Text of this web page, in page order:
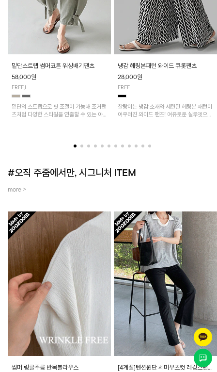
밑단스트랩 썸머코튼 워싱배기팬츠
58,000원
FREE,L
밑단의 스트랩으로 핏 조절이 가능해 조거팬
츠처럼 다양한 스타일을 연출할 수 있는 아
냉감 헤링본패턴 와이드 큐롯팬츠
28,000원
FREE
찰랑이는 냉감 소재와 세련된 헤링본 패턴이
어우러진 와이드 팬츠! 여유로운 실루엣으로
#오직 주줌에서만, 시그니처 ITEM
more >
썸머 링클주름 반목블라우스 [4계절]텐션원단 세미부츠컷 레깅스팬